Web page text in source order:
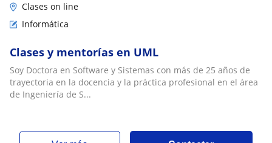
Clases on line
Informática
Clases y mentorías en UML
Soy Doctora en Software y Sistemas con más de 25 años de
trayectoria en la docencia y la práctica profesional en el área
de Ingeniería de S...